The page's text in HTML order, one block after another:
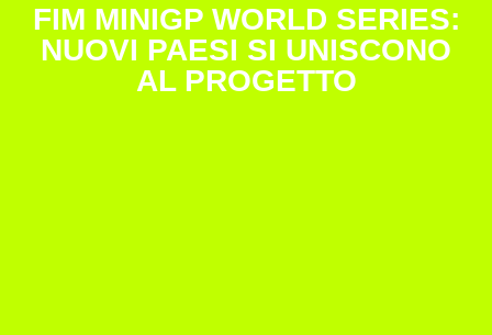
FIM MINIGP WORLD SERIES:
NUOVI PAESI SI UNISCONO
AL PROGETTO